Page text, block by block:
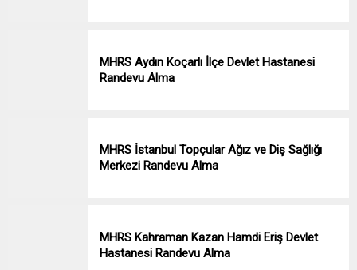
MHRS Aydın Koçarlı İlçe Devlet Hastanesi
Randevu Alma
MHRS İstanbul Topçular Ağız ve Diş Sağlığı
Merkezi Randevu Alma
MHRS Kahraman Kazan Hamdi Eriş Devlet
Hastanesi Randevu Alma